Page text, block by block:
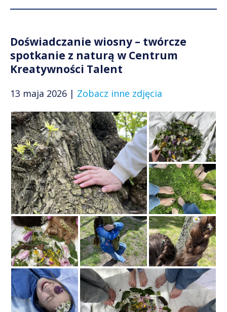
Doświadczanie wiosny – twórcze
spotkanie z naturą w Centrum
Kreatywności Talent
13 maja 2026 | Zobacz inne zdjęcia